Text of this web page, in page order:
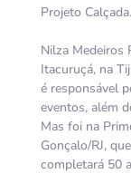
Projeto Calçada.
Nilza Medeiros
Itacuruçá, na
é responsável
eventos, além
Mas foi na
Gonçalo/RJ,
completará 50